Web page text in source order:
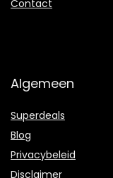
Contact
Algemeen
Superdeals
Blog
Privacybeleid
Disclaimer